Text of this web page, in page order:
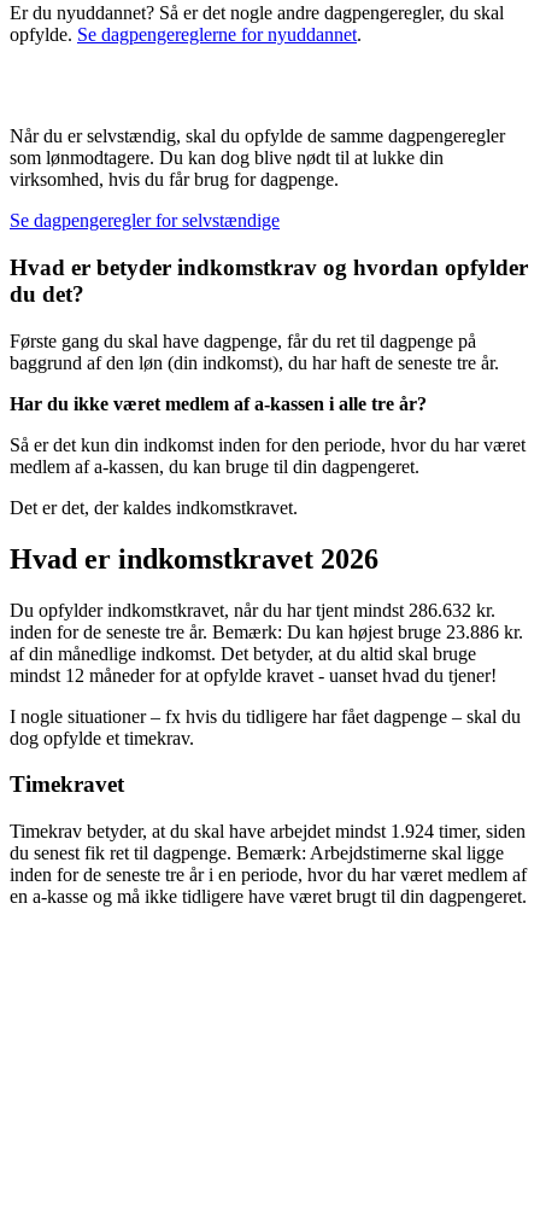
Er du nyuddannet? Så er det nogle andre dagpengeregler, du skal
opfylde. Se dagpengereglerne for nyuddannet.
Når du er selvstændig, skal du opfylde de samme dagpengeregler
som lønmodtagere. Du kan dog blive nødt til at lukke din
virksomhed, hvis du får brug for dagpenge.
Se dagpengeregler for selvstændige
Hvad er betyder indkomstkrav og hvordan opfylder
du det?
Første gang du skal have dagpenge, får du ret til dagpenge på
baggrund af den løn (din indkomst), du har haft de seneste tre år.
Har du ikke været medlem af a-kassen i alle tre år?
Så er det kun din indkomst inden for den periode, hvor du har været
medlem af a-kassen, du kan bruge til din dagpengeret.
Det er det, der kaldes indkomstkravet.
Hvad er indkomstkravet 2026
Du opfylder indkomstkravet, når du har tjent mindst 286.632 kr.
inden for de seneste tre år. Bemærk: Du kan højest bruge 23.886 kr.
af din månedlige indkomst. Det betyder, at du altid skal bruge
mindst 12 måneder for at opfylde kravet - uanset hvad du tjener!
I nogle situationer – fx hvis du tidligere har fået dagpenge – skal du
dog opfylde et timekrav.
Timekravet
Timekrav betyder, at du skal have arbejdet mindst 1.924 timer, siden
du senest fik ret til dagpenge. Bemærk: Arbejdstimerne skal ligge
inden for de seneste tre år i en periode, hvor du har været medlem af
en a-kasse og må ikke tidligere have været brugt til din dagpengeret.